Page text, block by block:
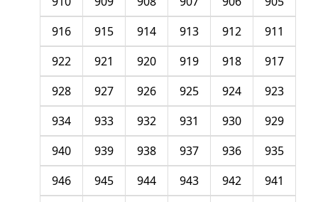
911
912
913
914
915
916
917
918
919
920
921
922
923
924
925
926
927
928
929
930
931
932
933
934
935
936
937
938
939
940
941
942
943
944
945
946